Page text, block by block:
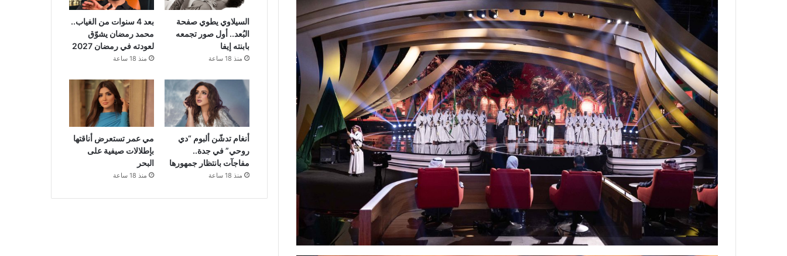
السيلاوي يطوي صفحة
البُعد.. أول صور تجمعه
بابنته إيفا
منذ 18 ساعة
بعد 4 سنوات من الغياب..
محمد رمضان يشوّق
لعودته في رمضان 2027
منذ 18 ساعة
أنغام تدشّن ألبوم “دي
روحي” في جدة..
مفاجآت بانتظار جمهورها
منذ 18 ساعة
مي عمر تستعرض أناقتها
بإطلالات صيفية على
البحر
منذ 18 ساعة